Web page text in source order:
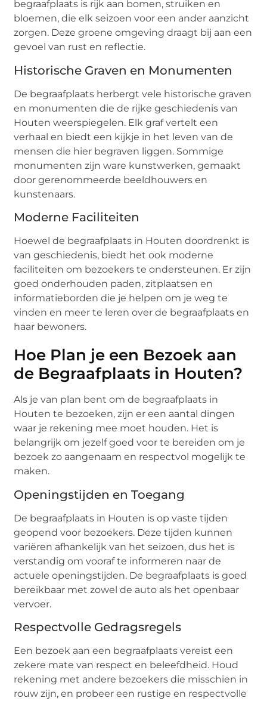
begraafplaats is rijk aan bomen, struiken en
bloemen, die elk seizoen voor een ander aanzicht
zorgen. Deze groene omgeving draagt bij aan een
gevoel van rust en reflectie.
Historische Graven en Monumenten
De begraafplaats herbergt vele historische graven
en monumenten die de rijke geschiedenis van
Houten weerspiegelen. Elk graf vertelt een
verhaal en biedt een kijkje in het leven van de
mensen die hier begraven liggen. Sommige
monumenten zijn ware kunstwerken, gemaakt
door gerenommeerde beeldhouwers en
kunstenaars.
Moderne Faciliteiten
Hoewel de begraafplaats in Houten doordrenkt is
van geschiedenis, biedt het ook moderne
faciliteiten om bezoekers te ondersteunen. Er zijn
goed onderhouden paden, zitplaatsen en
informatieborden die je helpen om je weg te
vinden en meer te leren over de begraafplaats en
haar bewoners.
Hoe Plan je een Bezoek aan
de Begraafplaats in Houten?
Als je van plan bent om de begraafplaats in
Houten te bezoeken, zijn er een aantal dingen
waar je rekening mee moet houden. Het is
belangrijk om jezelf goed voor te bereiden om je
bezoek zo aangenaam en respectvol mogelijk te
maken.
Openingstijden en Toegang
De begraafplaats in Houten is op vaste tijden
geopend voor bezoekers. Deze tijden kunnen
variëren afhankelijk van het seizoen, dus het is
verstandig om vooraf te informeren naar de
actuele openingstijden. De begraafplaats is goed
bereikbaar met zowel de auto als het openbaar
vervoer.
Respectvolle Gedragsregels
Een bezoek aan een begraafplaats vereist een
zekere mate van respect en beleefdheid. Houd
rekening met andere bezoekers die misschien in
rouw zijn, en probeer een rustige en respectvolle